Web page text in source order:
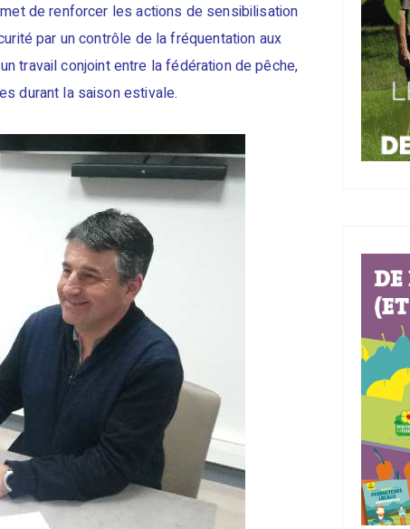
de renforcer les actions de sensibilisation
par un contrôle de la fréquentation aux
travail conjoint entre la fédération de pêche,
durant la saison estivale.